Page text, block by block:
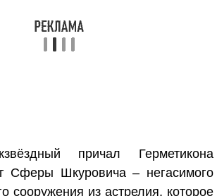
причал Герметикона
Сферы Шкуровича – негасимого
сооружения из астрелия, которое